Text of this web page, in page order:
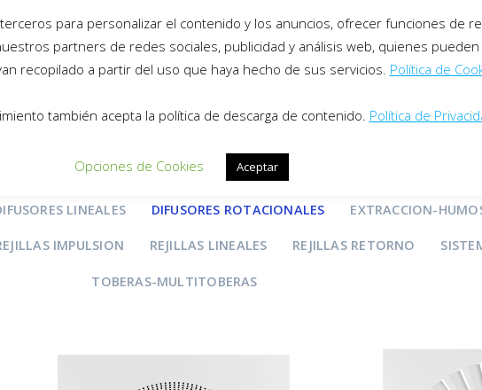
productos
EXTRACCION CAUDAL-CONSTANTE
LINEALES DIFUSORES ROTACIONALES EXTRACCION-
IMPULSION REJILLAS LINEALES REJILLAS RETORNO
TOBERAS-MULTITOBERAS
terceros para personalizar el contenido y los anuncios, ofrecer funciones de
partners de redes sociales, publicidad y análisis web, quienes
recopilado a partir del uso que haya hecho de sus servicios. Política de
también acepta la política de descarga de contenido. Política de
Opciones de Cookies Aceptar